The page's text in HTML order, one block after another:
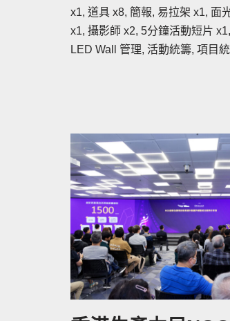
x1, 道具 x8, 簡報, 易拉架 x1, 面
x1, 攝影師 x2, 5分鐘活動短片
LED Wall 管理, 活動統籌, 項目